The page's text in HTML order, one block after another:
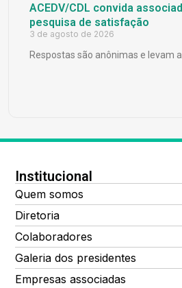
ACEDV/CDL convida
pesquisa de satisfação
3 de agosto de 2026
Respostas são anônimas e levam
Institucional
Quem somos
Diretoria
Colaboradores
Galeria dos presidentes
Empresas associadas